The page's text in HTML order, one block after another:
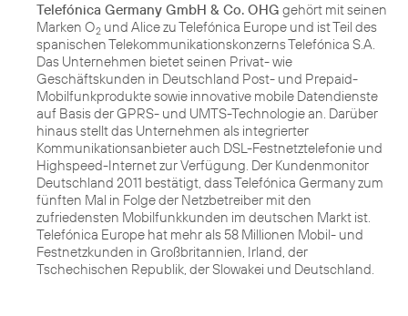
Telefónica Germany GmbH & Co. OHG gehört mit seinen
Marken O2 und Alice zu Telefónica Europe und ist Teil des
spanischen Telekommunikationskonzerns Telefónica S.A.
Das Unternehmen bietet seinen Privat- wie
Geschäftskunden in Deutschland Post- und Prepaid-
Mobilfunkprodukte sowie innovative mobile Datendienste
auf Basis der GPRS- und UMTS-Technologie an. Darüber
hinaus stellt das Unternehmen als integrierter
Kommunikationsanbieter auch DSL-Festnetztelefonie und
Highspeed-Internet zur Verfügung. Der Kundenmonitor
Deutschland 2011 bestätigt, dass Telefónica Germany zum
fünften Mal in Folge der Netzbetreiber mit den
zufriedensten Mobilfunkkunden im deutschen Markt ist.
Telefónica Europe hat mehr als 58 Millionen Mobil- und
Festnetzkunden in Großbritannien, Irland, der
Tschechischen Republik, der Slowakei und Deutschland.